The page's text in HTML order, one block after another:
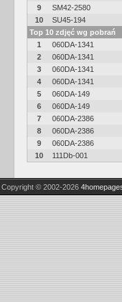
9
SM42-2580
10
SU45-194
Top 10 zdjęć wg pobrań
1
060DA-1341
2
060DA-1341
3
060DA-1341
4
060DA-1341
5
060DA-149
6
060DA-149
7
060DA-2386
8
060DA-2386
9
060DA-2386
10
111Db-001
Copyright © 2002-2026